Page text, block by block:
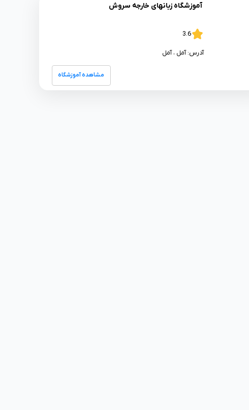
آموزشگاه زبانهای خارجه سروش
3.6
آدرس:آمل ، آمل
مشاهده آموزشگاه